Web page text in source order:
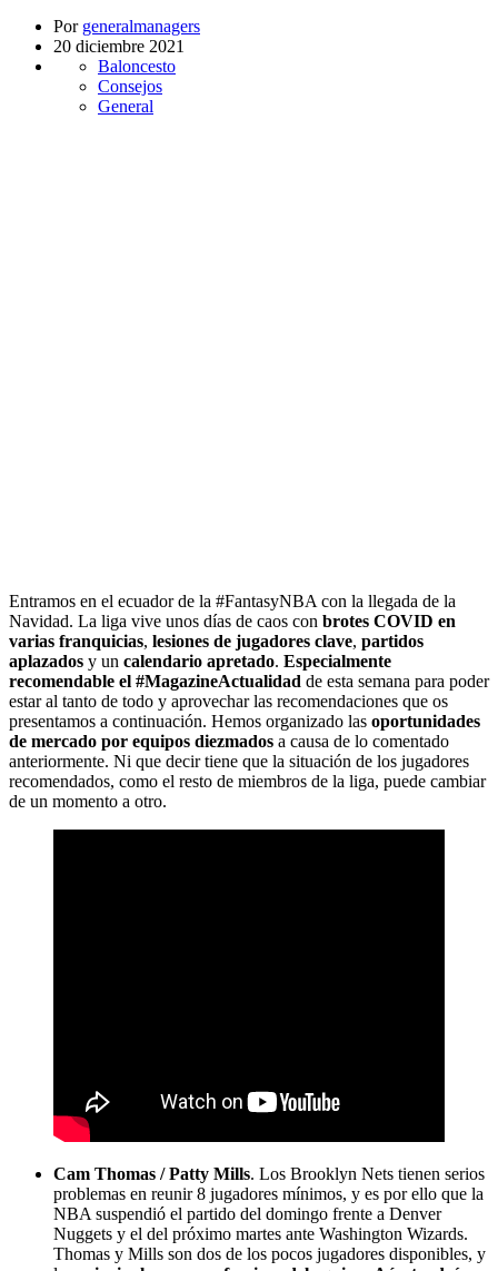
Por generalmanagers
20 diciembre 2021
Baloncesto
Consejos
General
Entramos en el ecuador de la #FantasyNBA con la llegada de la
Navidad. La liga vive unos días de caos con brotes COVID en
varias franquicias, lesiones de jugadores clave, partidos
aplazados y un calendario apretado. Especialmente
recomendable el #MagazineActualidad de esta semana para poder
estar al tanto de todo y aprovechar las recomendaciones que os
presentamos a continuación. Hemos organizado las oportunidades
de mercado por equipos diezmados a causa de lo comentado
anteriormente. Ni que decir tiene que la situación de los jugadores
recomendados, como el resto de miembros de la liga, puede cambiar
de un momento a otro.
Cam Thomas / Patty Mills. Los Brooklyn Nets tienen serios
problemas en reunir 8 jugadores mínimos, y es por ello que la
NBA suspendió el partido del domingo frente a Denver
Nuggets y el del próximo martes ante Washington Wizards.
Thomas y Mills son dos de los pocos jugadores disponibles, y